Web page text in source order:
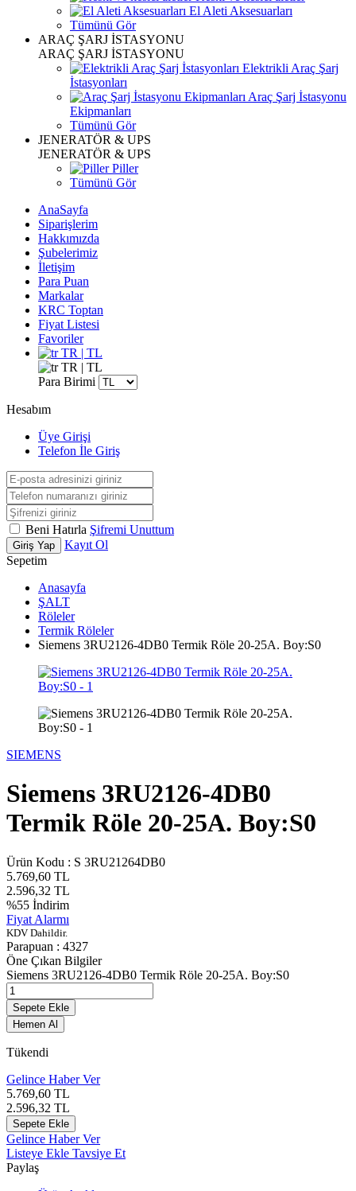
El Aleti Aksesuarları
Tümünü Gör
ARAÇ ŞARJ İSTASYONU
ARAÇ ŞARJ İSTASYONU
Elektrikli Araç Şarj
İstasyonları
Araç Şarj İstasyonu
Ekipmanları
Tümünü Gör
JENERATÖR & UPS
JENERATÖR & UPS
Piller
Tümünü Gör
AnaSayfa
Siparişlerim
Hakkımızda
Şubelerimiz
İletişim
Para Puan
Markalar
KRC Toptan
Fiyat Listesi
Favoriler
TR | TL
TR | TL
Para Birimi
Hesabım
Üye Girişi
Telefon İle Giriş
Beni Hatırla Şifremi Unuttum
Giriş Yap
Kayıt Ol
Sepetim
Anasayfa
ŞALT
Röleler
Termik Röleler
Siemens 3RU2126-4DB0 Termik Röle 20-25A. Boy:S0
SIEMENS
Siemens 3RU2126-4DB0
Termik Röle 20-25A. Boy:S0
Ürün Kodu : S 3RU21264DB0
5.769,60 TL
2.596,32 TL
%55 İndirim
Fiyat Alarmı
KDV Dahildir.
Parapuan : 4327
Öne Çıkan Bilgiler
Siemens 3RU2126-4DB0 Termik Röle 20-25A. Boy:S0
Sepete Ekle
Hemen Al
Tükendi
Gelince Haber Ver
5.769,60 TL
2.596,32 TL
Sepete Ekle
Gelince Haber Ver
Listeye Ekle Tavsiye Et
Paylaş